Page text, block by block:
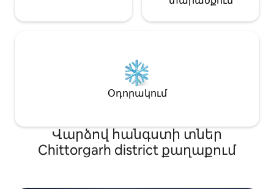
Օդորակում
Վարձով հանգստի տներ
Chittorgarh district քաղաքում